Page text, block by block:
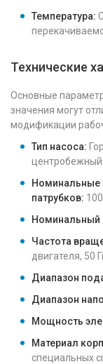
Температура:
Технические
Основные
значения могут
модификации
Тип насоса:
центробежный.
Номинальные
патрубков:
Номинальный
Частота
двигателя, 50
Диапазон
Диапазон
Мощность
Материал
специальных